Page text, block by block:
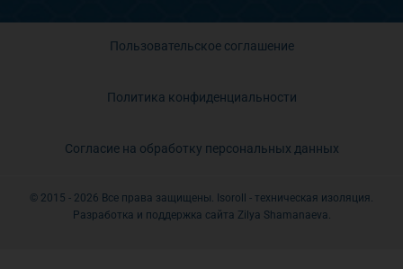
Пользовательское соглашение
Политика конфиденциальности
Согласие на обработку персональных данных
© 2015 - 2026 Все права защищены. Isoroll - техническая изоляция.
Разработка и поддержка сайта Zilya Shamanaeva.